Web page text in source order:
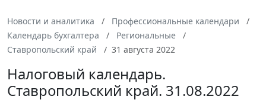
Новости и аналитика
Профессиональные календари
Календарь бухгалтера
Региональные
Ставропольский край
31 августа 2022
Налоговый календарь.
Ставропольский край. 31.08.2022